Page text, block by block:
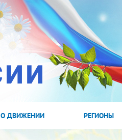
О ДВИЖЕНИИ РЕГИОНЫ